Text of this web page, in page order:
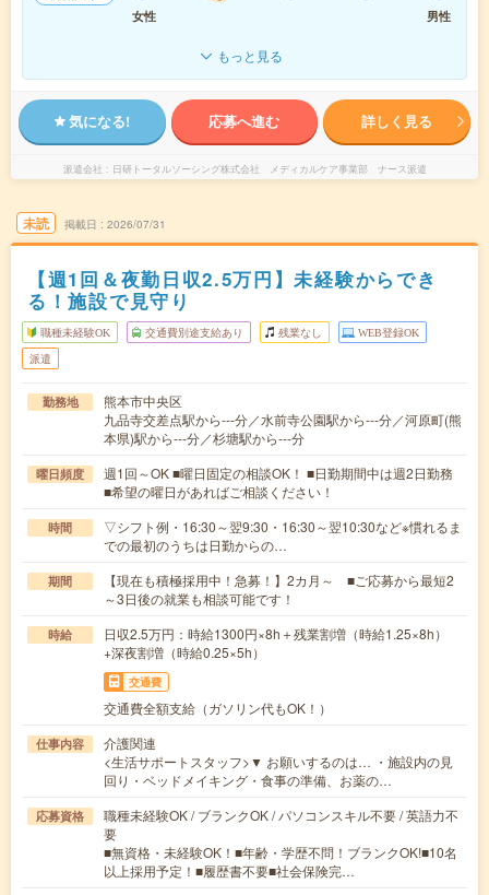
女性
男性
もっと見る
気になる! 応募へ進む 詳しく見る
派遣会社 日研トータルソーシング株式会社 メディカルケア事業部 ナース派遣
未読 掲載日 2026/07/31
【週1回＆夜勤日収2.5万円】未経験からでき
る！施設で見守り
職種未経験OK 交通費別途支給あり 残業なし WEB登録OK
派遣
勤務地
熊本市中央区
九品寺交差点駅から---分／水前寺公園駅から---分／河原町(熊
本県)駅から---分／杉塘駅から---分
曜日頻度
週1回～OK ■曜日固定の相談OK！ ■日勤期間中は週2日勤務
■希望の曜日があればご相談ください！
時間
▽シフト例・16:30～翌9:30・16:30～翌10:30など※慣れるま
での最初のうちは日勤からの…
期間
【現在も積極採用中！急募！】2カ月～ ■ご応募から最短2
～3日後の就業も相談可能です！
時給
日収2.5万円：時給1300円×8h＋残業割増（時給1.25×8h）
+深夜割増（時給0.25×5h）
交通費
交通費全額支給（ガソリン代もOK！）
仕事内容
介護関連
<生活サポートスタッフ>▼ お願いするのは… ・施設内の見
回り・ベッドメイキング・食事の準備、お薬の…
応募資格
職種未経験OK / ブランクOK / パソコンスキル不要 / 英語力不
要
■無資格・未経験OK！■年齢・学歴不問！ブランクOK!■10名
以上採用予定！■履歴書不要■社会保険完…